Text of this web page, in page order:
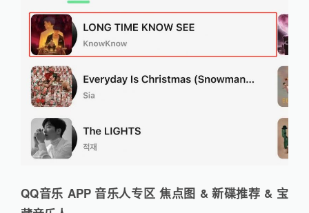
QQ音乐 APP 音乐人专区 焦点图 & 新碟推荐 & 宝